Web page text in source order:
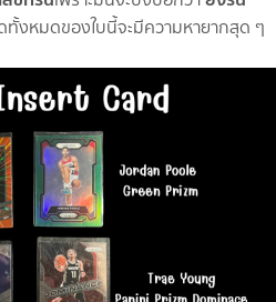
ทั้งหมดของใบนี้จะมีความหายากสุด ๆ